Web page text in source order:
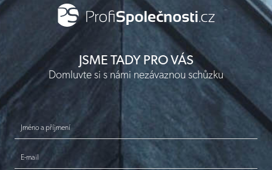
JSME TADY PRO VÁS
Domluvte si s námi nezávaznou schůzku
Jméno a příjmení
E-mail